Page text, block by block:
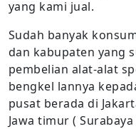
yang kami jual.
Sudah banyak
dan kabupaten yang
pembelian alat-alat
bengkel lannya
pusat berada di
Jawa timur (